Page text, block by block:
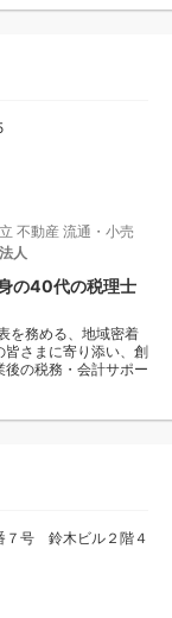
不動産 流通・小売
人
の40代の税理士
を務める、地域密着
皆さまに寄り添い、創
の税務・会計サポー
７号 鈴木ビル２階４